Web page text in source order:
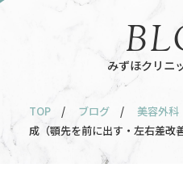
みずほクリニ
TOP / ブログ / 美容外科
成（顎先を前に出す・左右差改善